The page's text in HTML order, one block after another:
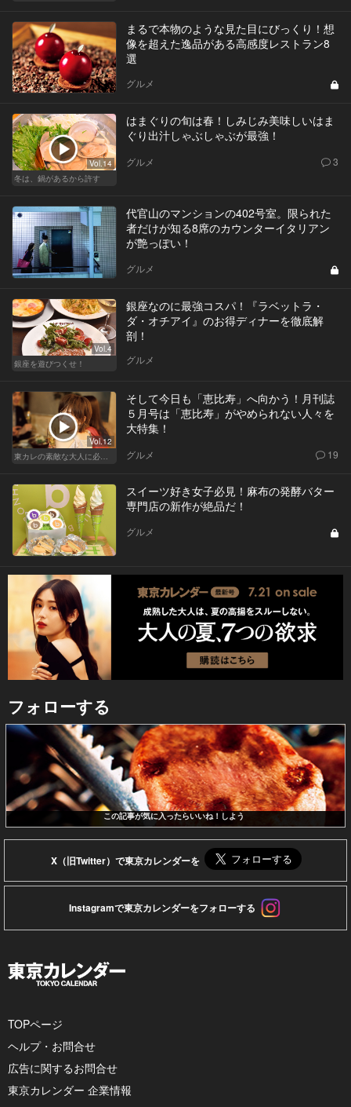
まるで本物のような見た目にびっくり！想
像を超えた逸品がある高感度レストラン8
選
グルメ
Vol.14
冬は、鍋があるから許す
はまぐりの旬は春！しみじみ美味しいはま
ぐり出汁しゃぶしゃぶが最強！
グルメ 3
代官山のマンションの402号室。限られた
者だけが知る8席のカウンターイタリアン
が艶っぽい！
グルメ
Vol.4
銀座を遊びつくせ！
銀座なのに最強コスパ！『ラベットラ・
ダ・オチアイ』のお得ディナーを徹底解
剖！
グルメ
Vol.12
東カレの素敵な大人に必要なこと
そして今日も「恵比寿」へ向かう！月刊誌
５月号は「恵比寿」がやめられない人々を
大特集！
グルメ 19
スイーツ好き女子必見！麻布の発酵バター
専門店の新作が絶品だ！
グルメ
フォローする
この記事が気に入ったらいいね！しよう
X（旧Twitter）で東京カレンダーを
Instagramで東京カレンダーをフォローする
TOPページ
ヘルプ・お問合せ
広告に関するお問合せ
東京カレンダー 企業情報